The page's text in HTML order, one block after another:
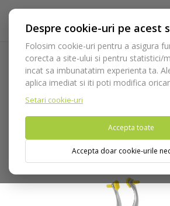
Despre cookie-uri pe acest
Folosim cookie-uri pentru a asigura
corecta a site-ului si pentru statistici/
incat sa imbunatatim experienta ta.
aplica imediat si iti poti modifica
Setari cookie-uri
Accepta toate
Accepta doar cookie-urile
Acasa Instrumentar
Diagnostic,
restaurare
Restaurare Ablatie
4562
Nu puteti plasa comenzi din tara din care
(United States).